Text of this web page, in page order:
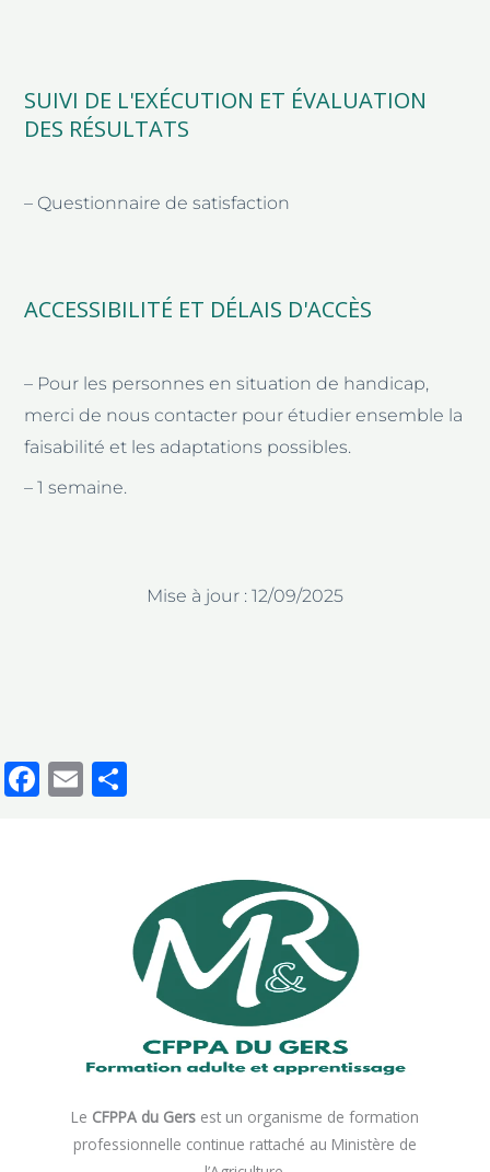
SUIVI DE L'EXÉCUTION ET ÉVALUATION
DES RÉSULTATS
– Questionnaire de satisfaction
ACCESSIBILITÉ ET DÉLAIS D'ACCÈS
– Pour les personnes en situation de handicap,
merci de nous contacter pour étudier ensemble la
faisabilité et les adaptations possibles.
– 1 semaine.
Mise à jour : 12/09/2025
Facebook
Email
Le CFPPA du Gers est un organisme de formation
professionnelle continue rattaché au Ministère de